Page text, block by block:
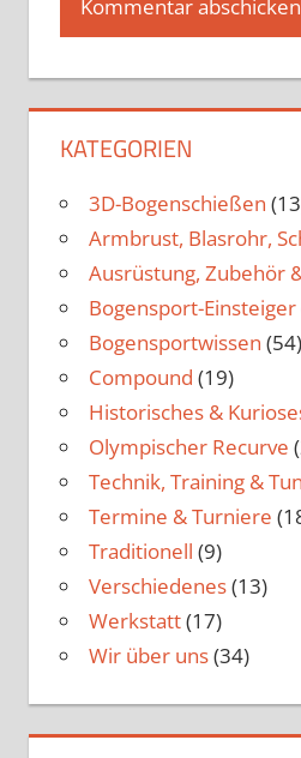
KATEGORIEN
3D-Bogenschießen
Armbrust, Blasrohr,
Ausrüstung, Zubehör
Bogensport-Einsteiger
Bogensportwissen (54)
Compound (19)
Historisches &
Olympischer Recurve
Technik, Training &
Termine & Turniere
Traditionell (9)
Verschiedenes(13)
Werkstatt(17)
Wir über uns(34)